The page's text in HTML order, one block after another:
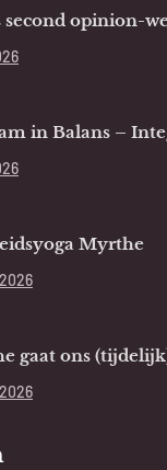
second opinion-
in Balans –
Myrthe
gaat ons